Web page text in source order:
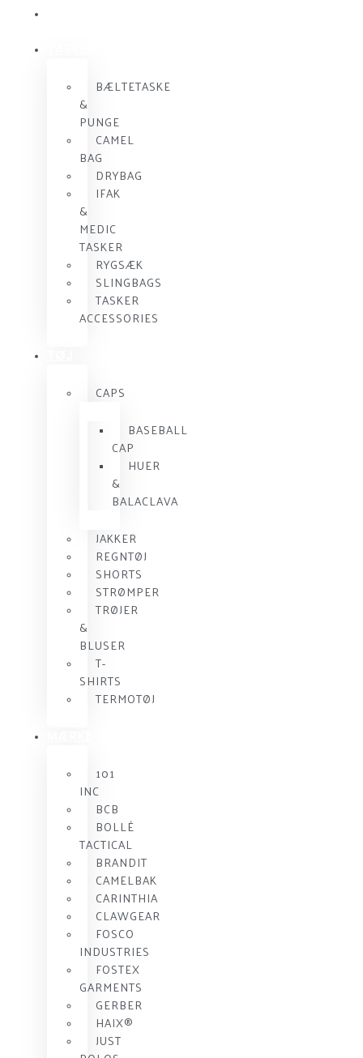
BÆLTETASKE
&
PUNGE
CAMEL
BAG
DRYBAG
IFAK
&
MEDIC
TASKER
RYGSÆK
SLINGBAGS
TASKER
ACCESSORIES
CAPS
BASEBALL
CAP
HUER
&
BALACLAVA
JAKKER
REGNTØJ
SHORTS
STRØMPER
TRØJER
&
BLUSER
T-
SHIRTS
TERMOTØJ
101
INC
BCB
BOLLÉ
TACTICAL
BRANDIT
CAMELBAK
CARINTHIA
CLAWGEAR
FOSCO
INDUSTRIES
FOSTEX
GARMENTS
GERBER
HAIX®
JUST